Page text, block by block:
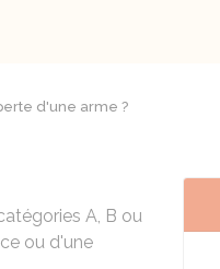
d'une arme ?
A, B ou
ou d'une